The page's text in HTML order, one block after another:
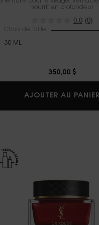
SÉRUM
nourrit en profondeur
0.0 (0)
Choix de Taille
350,00 $
AJOUTER AU PANIER